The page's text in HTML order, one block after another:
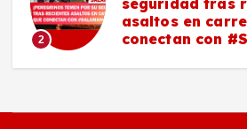
2
asaltos en
conectan con